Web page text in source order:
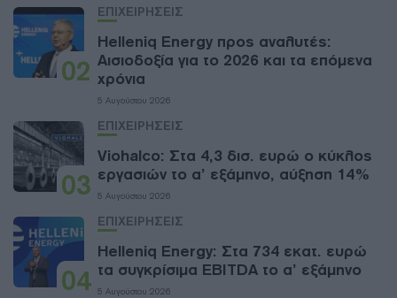
02
ΕΠΙΧΕΙΡΗΣΕΙΣ
Helleniq Energy προς αναλυτές:
Αισιοδοξία για το 2026 και τα επόμενα
χρόνια
5 Αυγούστου 2026
03
ΕΠΙΧΕΙΡΗΣΕΙΣ
Viohalco: Στα 4,3 δισ. ευρώ ο κύκλος
εργασιών το α’ εξάμηνο, αύξηση 14%
5 Αυγούστου 2026
04
ΕΠΙΧΕΙΡΗΣΕΙΣ
Helleniq Energy: Στα 734 εκατ. ευρώ
τα συγκρίσιμα EBITDA το α’ εξάμηνο
5 Αυγούστου 2026